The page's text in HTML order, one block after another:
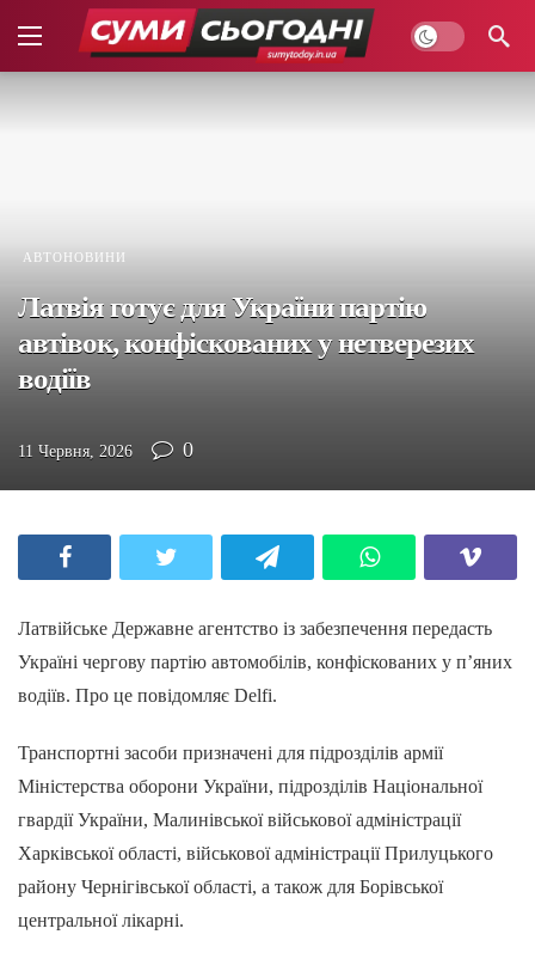
АВТОНОВИНИ
Латвія готує для України партію
автівок, конфіскованих у нетверезих
водіїв
11 Червня, 2026 0
Латвійське Державне агентство із забезпечення передасть
Україні чергову партію автомобілів, конфіскованих у п’яних
водіїв. Про це повідомляє Delfi.
Транспортні засоби призначені для підрозділів армії
Міністерства оборони України, підрозділів Національної
гвардії України, Малинівської військової адміністрації
Харківської області, військової адміністрації Прилуцького
району Чернігівської області, а також для Борівської
центральної лікарні.